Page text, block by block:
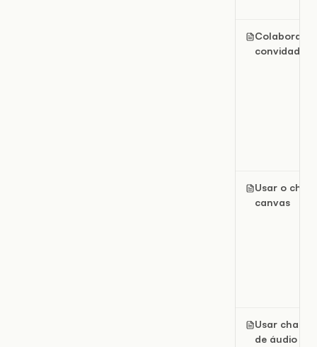
Colaborar
convidados
Usar o chat
canvas
Usar
de áudio e